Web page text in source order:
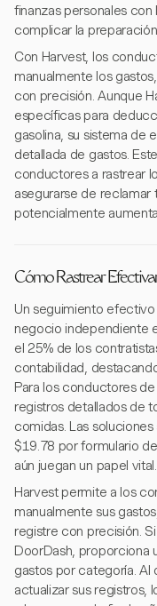
finanzas personales
complicar la
Con Harvest, los
manualmente los
con precisión. Aunque
específicas para
gasolina, su sistema de
detallada de gastos.
conductores a rastrear
asegurarse de
potencialmente
Cómo Rastrear
Un seguimiento
negocio independiente
el 25% de los
contabilidad,
Para los conductores
registros detallados de
comidas. Las
$19.78 por formulario
aún juegan un papel vital.
Harvest permite a los
manualmente sus
registre con precisión.
DoorDash, proporciona
gastos por categoría. Al
actualizar sus registros,